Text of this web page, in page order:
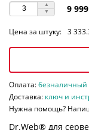
9
Цена за штуку: 3
Оплата:безналичный
Доставка: ключ и
Нужна помощь?
Dr.Web® для